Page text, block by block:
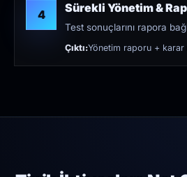
4 Sürekli Yönetim &
Test sonuçlarını rapora
Çıktı:Yönetim raporu + karar